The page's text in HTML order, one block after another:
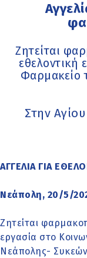
Ζητείται
εθελοντική
Φαρμακείο
Στην
ΑΓΓΕΛΙΑ ΓΙΑ
Νεάπολη, 20/5/
Ζητείται
εργασία στο
Νεάπολης-